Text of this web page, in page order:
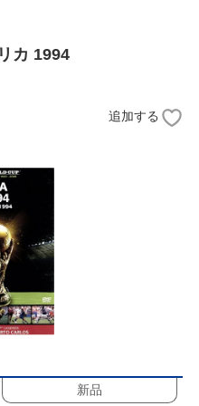
カ 1994
追加する
新品